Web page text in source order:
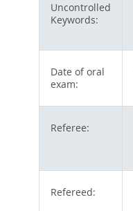
Uncontrolled
Keywords:
Date of oral
exam:
Referee:
Refereed: